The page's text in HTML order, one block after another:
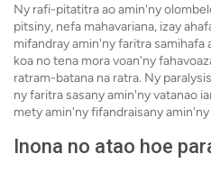
Ny rafi-pitatitra ao amin'ny
pitsiny, nefa mahavariana, izay
mifandray amin'ny faritra samihafa
koa no tena mora voan'ny
ratram-batana na ratra. Ny
ny faritra sasany amin'ny vatanao
mety amin'ny fifandraisany
Inona no atao hoe